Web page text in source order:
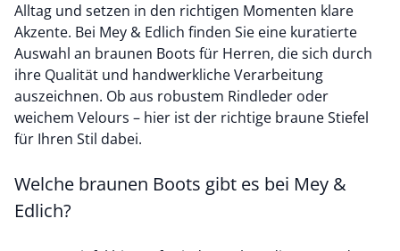
Alltag und setzen in den richtigen Momenten klare
Akzente. Bei Mey & Edlich finden Sie eine kuratierte
Auswahl an braunen Boots für Herren, die sich durch
ihre Qualität und handwerkliche Verarbeitung
auszeichnen. Ob aus robustem Rindleder oder
weichem Velours – hier ist der richtige braune Stiefel
für Ihren Stil dabei.
Welche braunen Boots gibt es bei Mey &
Edlich?